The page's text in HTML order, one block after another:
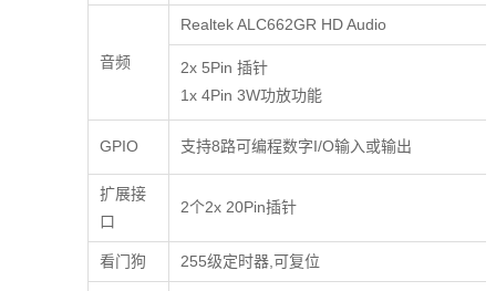
音频
Realtek ALC662GR HD Audio
2x 5Pin 插针
1x 4Pin 3W功放功能
GPIO 支持8路可编程数字I/O输入或输出
扩展接
口
2个2x 20Pin插针
看门狗 255级定时器,可复位